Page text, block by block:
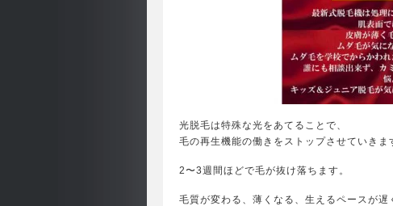
光脱毛は特殊な光をあてることで、
毛の再生機能の働きをストップさせていきま
2〜3週間ほどで毛が抜け落ちます。
毛質が変わる、薄くなる、生えるペースが